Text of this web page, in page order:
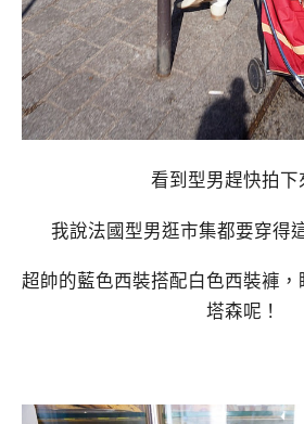
看到型男趕快拍下
我說法國型男逛市集都要穿得
超帥的藍色西裝搭配白色西裝褲
塔森呢！